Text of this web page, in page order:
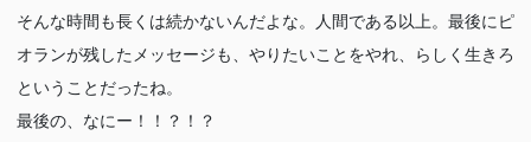
そんな時間も長くは続かないんだよな。人間である以上。最後にピ
オランが残したメッセージも、やりたいことをやれ、らしく生きろ
ということだったね。
最後の、なにー！！？！？